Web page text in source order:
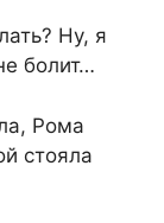
Ну, я
болит…
Рома
стояла